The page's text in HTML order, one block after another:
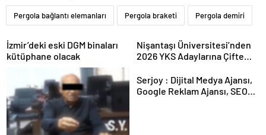
Pergola bağlantı elemanları Pergola braketi Pergola demiri
İzmir’deki eski DGM binaları
kütüphane olacak
Nişantaşı Üniversitesi’nden
2026 YKS Adaylarına Çifte
Kesintisiz Burs
Serjoy : Dijital Medya Ajansı,
Google Reklam Ajansı, SEO